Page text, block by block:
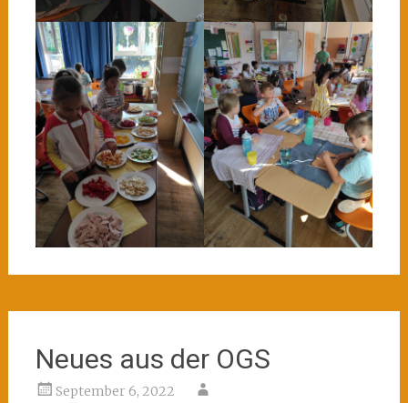
Neues aus der OGS
September 6, 2022